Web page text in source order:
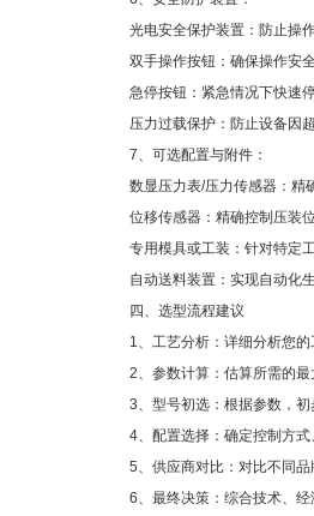
光电安全保护装置：​防止操
双手操作按钮：​确保操作安
急停按钮：​紧急情况下快速
压力过载保护：​防止设备因
7、可选配置与附件：
数显压力表/压力传感器：​精
位移传感器：​精确控制压装位
专用模具或工装：​针对特定工
自动送料装置：​实现自动化
四、选型流程建议
1、工艺分析：​详细分析您的
2、参数计算：​估算所需的最
3、型号初选：​根据参数，初
4、配置选择：​确定控制方式
5、供应商对比：​对比不同品
6、最终决策：​综合技术、经